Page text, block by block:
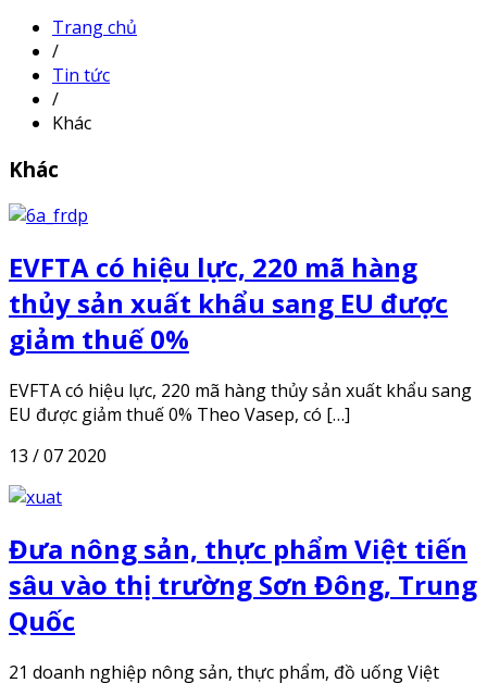
Trang chủ
/
Tin tức
/
Khác
Khác
EVFTA có hiệu lực, 220 mã hàng
thủy sản xuất khẩu sang EU được
giảm thuế 0%
EVFTA có hiệu lực, 220 mã hàng thủy sản xuất khẩu sang
EU được giảm thuế 0% Theo Vasep, có […]
13 / 07 2020
Đưa nông sản, thực phẩm Việt tiến
sâu vào thị trường Sơn Đông, Trung
Quốc
21 doanh nghiệp nông sản, thực phẩm, đồ uống Việt